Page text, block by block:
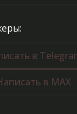
в
в MAX